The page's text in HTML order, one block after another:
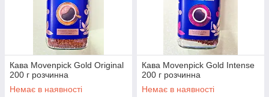
Кава Movenpick Gold Original
200 г розчинна
Немає в наявності
Кава Movenpick Gold Intense
200 г розчинна
Немає в наявності